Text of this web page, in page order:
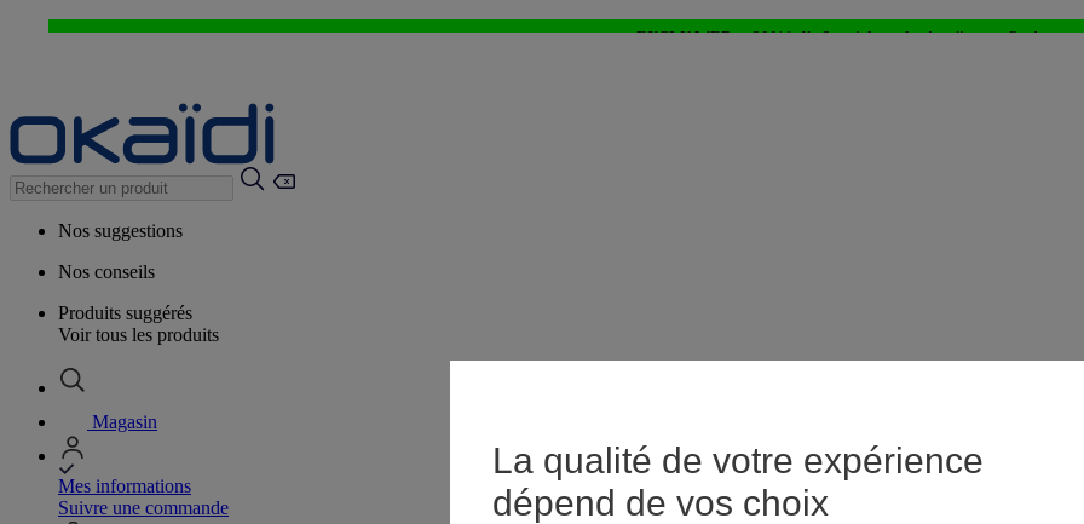
EXCLU WEB : - 20%* dès 3 articles achetés > j'en profite !
Nos suggestions
Nos conseils
Produits suggérés
Voir tous les produits
Magasin
Mes informations
Suivre une commande
La qualité de votre expérience
dépend de vos choix